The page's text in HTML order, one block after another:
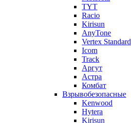
TYT
Racio
Kirisun
AnyTone
Vertex Standard
Icom
Track
Аргут
Астра
Комбат
Взрывобезопасные
Kenwood
Hytera
Kirisun